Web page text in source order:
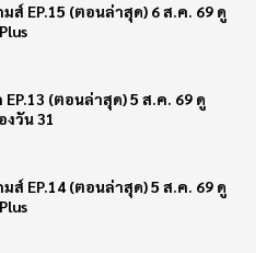
มส์ EP.15 (ตอนล่าสุด) 6 ส.ค. 69 ดู
EP.13 (ตอนล่าสุด) 5 ส.ค. 69 ดู
วัน 31
มส์ EP.14 (ตอนล่าสุด) 5 ส.ค. 69 ดู